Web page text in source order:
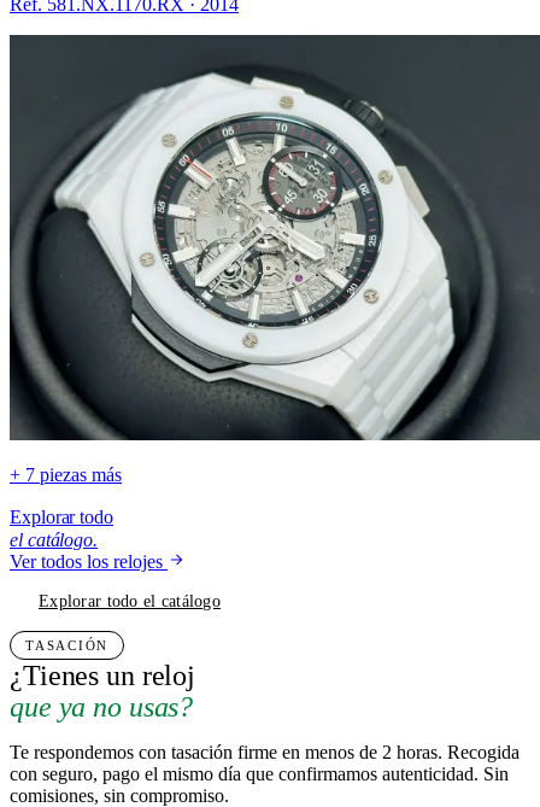
Ref. 581.NX.1170.RX · 2014
+ 7 piezas más
Explorar todo
el catálogo.
Ver todos los relojes
Explorar todo el catálogo
TASACIÓN
¿Tienes un reloj
que ya no usas?
Te respondemos con tasación firme en menos de 2 horas. Recogida
con seguro, pago el mismo día que confirmamos autenticidad. Sin
comisiones, sin compromiso.